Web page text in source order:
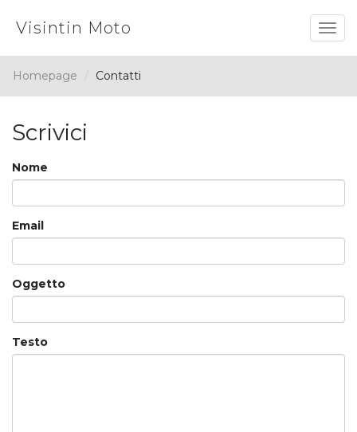
Visintin Moto
Homepage Contatti
Scrivici
Nome
Email
Oggetto
Testo